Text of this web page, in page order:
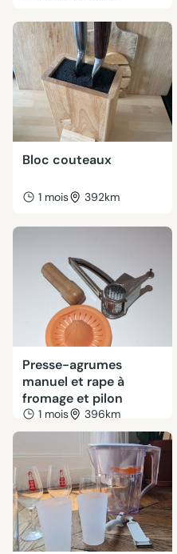
Bloc couteaux
1 mois 392km
Presse-agrumes
manuel et rape à
fromage et pilon
1 mois 396km